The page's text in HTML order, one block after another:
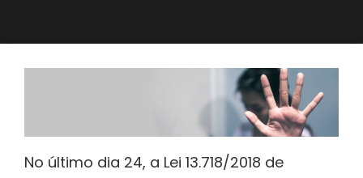
No último dia 24, a Lei 13.718/2018 de